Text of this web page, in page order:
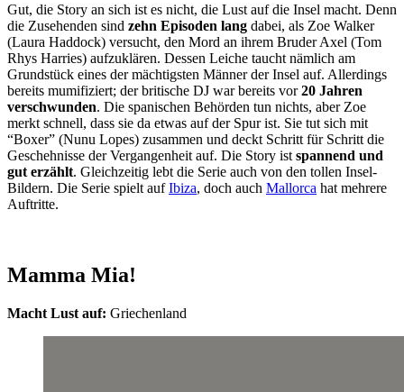
Gut, die Story an sich ist es nicht, die Lust auf die Insel macht. Denn
die Zusehenden sind zehn Episoden lang dabei, als Zoe Walker
(Laura Haddock) versucht, den Mord an ihrem Bruder Axel (Tom
Rhys Harries) aufzuklären. Dessen Leiche taucht nämlich am
Grundstück eines der mächtigsten Männer der Insel auf. Allerdings
bereits mumifiziert; der britische DJ war bereits vor20 Jahren
verschwunden. Die spanischen Behörden tun nichts, aber Zoe
merkt schnell, dass sie da etwas auf der Spur ist. Sie tut sich mit
“Boxer” (Nunu Lopes) zusammen und deckt Schritt für Schritt die
Geschehnisse der Vergangenheit auf. Die Story ist spannend und
gut erzählt. Gleichzeitig lebt die Serie auch von den tollen Insel-
Bildern. Die Serie spielt aufIbiza, doch auch Mallorca hat mehrere
Auftritte.
Mamma Mia!
Macht Lust auf: Griechenland